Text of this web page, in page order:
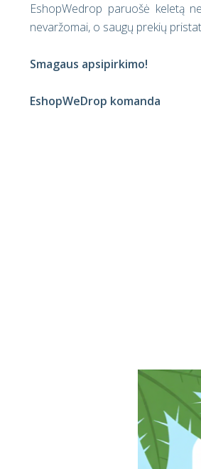
EshopWedrop paruošė keletą
nevaržomai, o saugų prekių
Smagaus apsipirkimo!
EshopWeDrop komanda